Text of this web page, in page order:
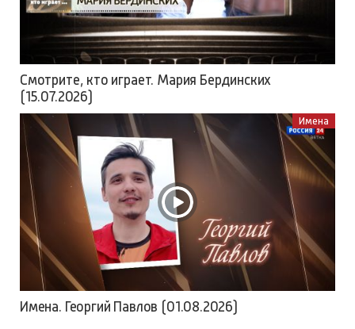
Смотрите, кто играет. Мария Бердинских
(15.07.2026)
Имена
Имена. Георгий Павлов (01.08.2026)